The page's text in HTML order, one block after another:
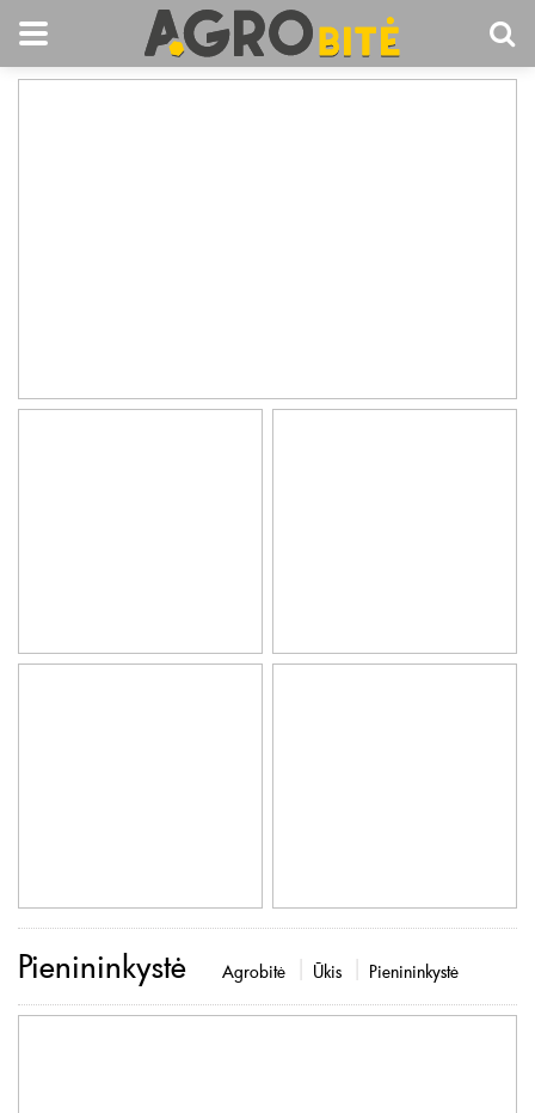
Pienininkystė Agrobitė Ūkis Pienininkystė